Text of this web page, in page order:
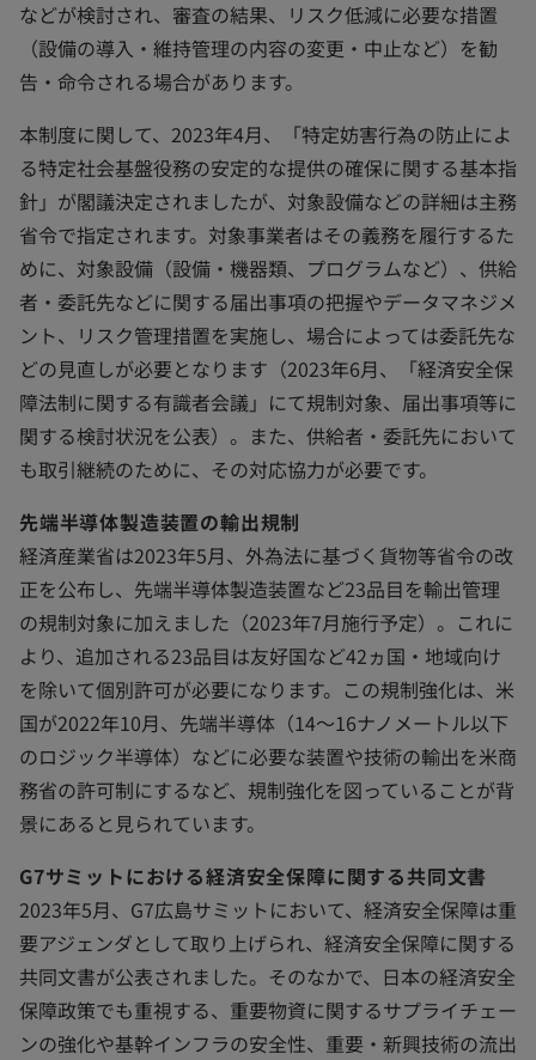
などが検討され、審査の結果、リスク低減に必要な措置
（設備の導入・維持管理の内容の変更・中止など）を勧
告・命令される場合があります。
本制度に関して、2023年4月、「特定妨害行為の防止によ
る特定社会基盤役務の安定的な提供の確保に関する基本指
針」が閣議決定されましたが、対象設備などの詳細は主務
省令で指定されます。対象事業者はその義務を履行するた
めに、対象設備（設備・機器類、プログラムなど）、供給
者・委託先などに関する届出事項の把握やデータマネジメ
ント、リスク管理措置を実施し、場合によっては委託先な
どの見直しが必要となります（2023年6月、「経済安全保
障法制に関する有識者会議」にて規制対象、届出事項等に
関する検討状況を公表）。また、供給者・委託先において
も取引継続のために、その対応協力が必要です。
先端半導体製造装置の輸出規制
経済産業省は2023年5月、外為法に基づく貨物等省令の改
正を公布し、先端半導体製造装置など23品目を輸出管理
の規制対象に加えました（2023年7月施行予定）。これに
より、追加される23品目は友好国など42ヵ国・地域向け
を除いて個別許可が必要になります。この規制強化は、米
国が2022年10月、先端半導体（14～16ナノメートル以下
のロジック半導体）などに必要な装置や技術の輸出を米商
務省の許可制にするなど、規制強化を図っていることが背
景にあると見られています。
G7サミットにおける経済安全保障に関する共同文書
2023年5月、G7広島サミットにおいて、経済安全保障は重
要アジェンダとして取り上げられ、経済安全保障に関する
共同文書が公表されました。そのなかで、日本の経済安全
保障政策でも重視する、重要物資に関するサプライチェー
ンの強化や基幹インフラの安全性、重要・新興技術の流出